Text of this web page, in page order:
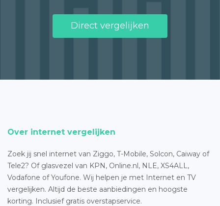
Direct vergelijken
Over internet vergelijken
Zoek jij snel internet van Ziggo, T-Mobile, Solcon, Caiway of
Tele2? Of glasvezel van KPN, Online.nl, NLE, XS4ALL,
Vodafone of Youfone. Wij helpen je met Internet en TV
vergelijken. Altijd de beste aanbiedingen en hoogste
korting. Inclusief gratis overstapservice.